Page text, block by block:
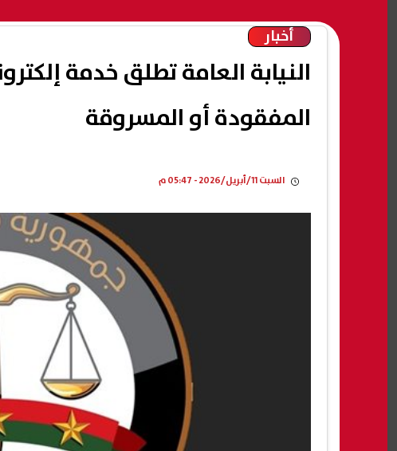
أخبار
النيابة العامة تطلق خدمة
المفقودة أو المسروقة
السبت 11/أبريل/2026 - 05:47 م